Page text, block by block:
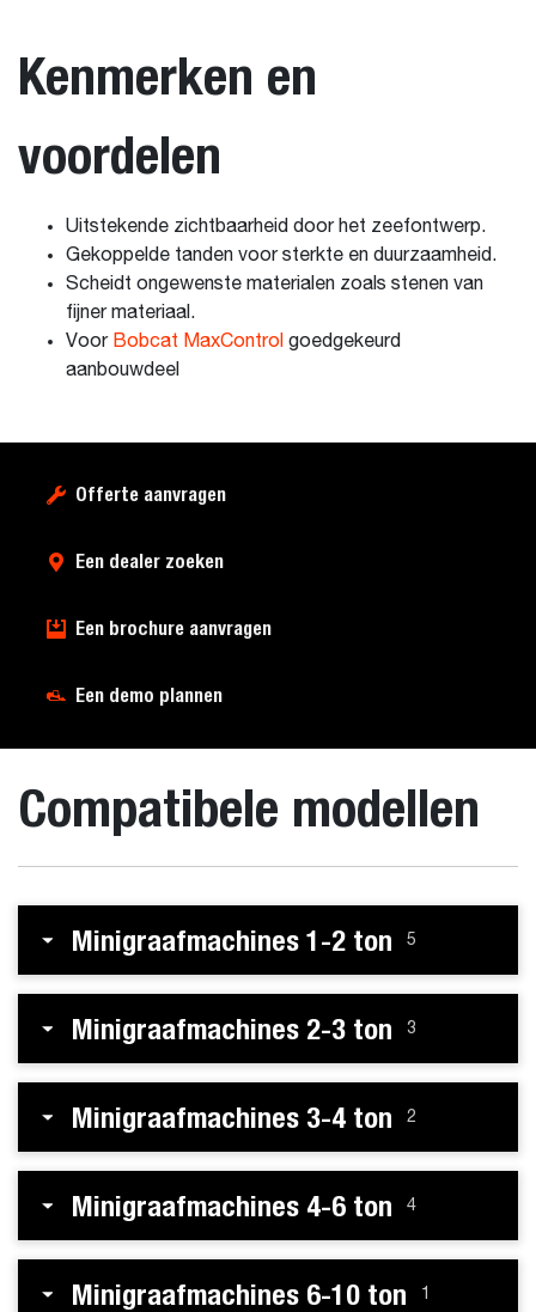
Kenmerken en
voordelen
Uitstekende zichtbaarheid door het zeefontwerp.
Gekoppelde tanden voor sterkte en duurzaamheid.
Scheidt ongewenste materialen zoals stenen van
fijner materiaal.
Voor Bobcat MaxControl goedgekeurd
aanbouwdeel
Offerte aanvragen
Een dealer zoeken
Een brochure aanvragen
Een demo plannen
Compatibele modellen
Minigraafmachines 1-2 ton 5
Minigraafmachines 2-3 ton 3
Minigraafmachines 3-4 ton 2
Minigraafmachines 4-6 ton 4
Minigraafmachines 6-10 ton 1